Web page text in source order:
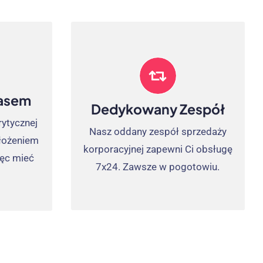
mieć
–
źródła,
do
Dedykowany Zespół
Nasz oddany zespół sprzedaży
korporacyjnej zapewni Ci obsługę
7x24. Zawsze w pogotowiu.
Tygodniu
Praca z CNCAPS, Dedykowany
zespół ds. kontraktów
korporacyjnych zajmuje się
wszystkimi pytaniami Twojej
firmy, zapewniając, że otrzymasz
odpowiedzi, których potrzebujesz